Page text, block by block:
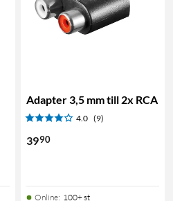
Adapter 3,5 mm till 2x RCA
4.0 (9)
3990
Online: 100+ st